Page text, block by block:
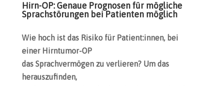
Hirn-OP: Genaue Prognosen für mögliche
Sprachstörungen bei Patienten möglich
Wie hoch ist das Risiko für Patient:innen, bei
einer Hirntumor-OP
das Sprachvermögen zu verlieren? Um das
herauszufinden,